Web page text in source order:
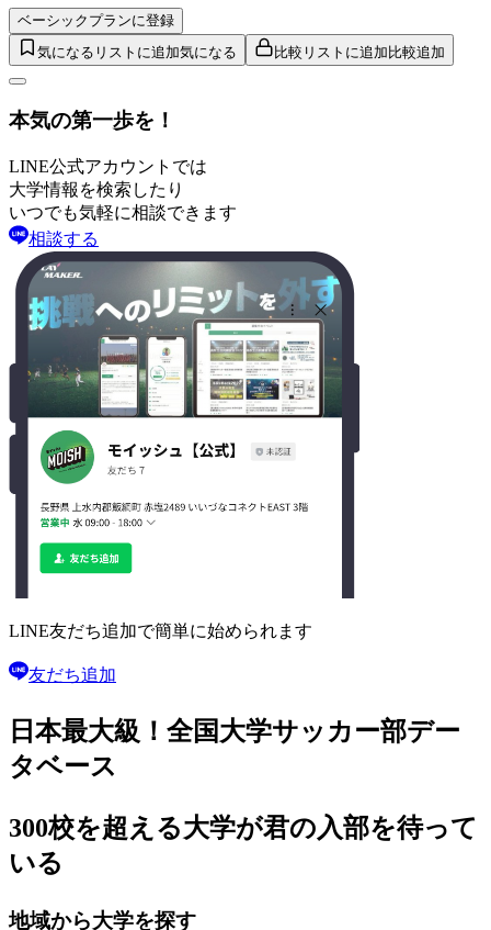
ベーシックプランに登録
気になるリストに追加気になる 比較リストに追加 比較追加
本気の第一歩を！
LINE公式アカウントでは
大学情報を検索したり
いつでも気軽に相談できます
相談する
LINE友だち追加で簡単に始められます
友だち追加
日本最大級！ 全国大学サッカー部デー
タベース
300校を超える大学が君の入部を待って
いる
地域から大学を探す